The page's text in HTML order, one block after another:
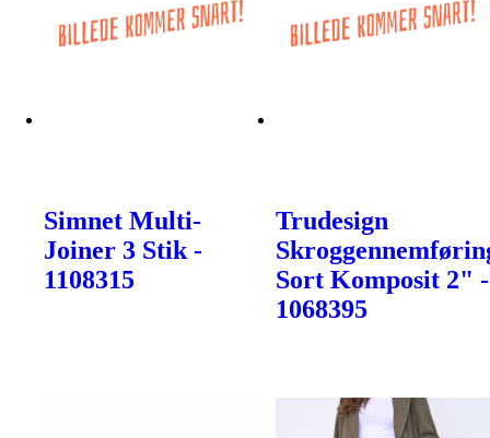
Simnet Multi-
Joiner 3 Stik -
1108315
Trudesign
Sort Komposit 2" -
1068395